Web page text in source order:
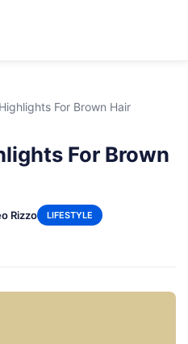
For Brown Hair
For Brown
Rizzo LIFESTYLE